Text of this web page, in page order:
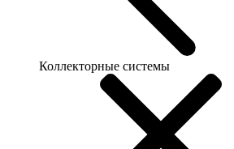
Коллекторные системы